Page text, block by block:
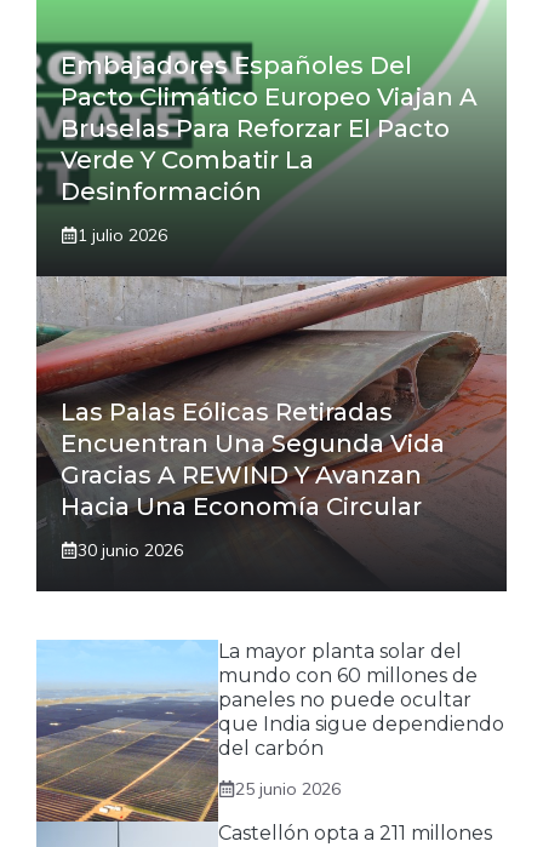
Embajadores Españoles Del
Pacto Climático Europeo Viajan A
Bruselas Para Reforzar El Pacto
Verde Y Combatir La
Desinformación
1 julio 2026
Las Palas Eólicas Retiradas
Encuentran Una Segunda Vida
Gracias A REWIND Y Avanzan
Hacia Una Economía Circular
30 junio 2026
La mayor planta solar del
mundo con 60 millones de
paneles no puede ocultar
que India sigue dependiendo
del carbón
25 junio 2026
Castellón opta a 211 millones